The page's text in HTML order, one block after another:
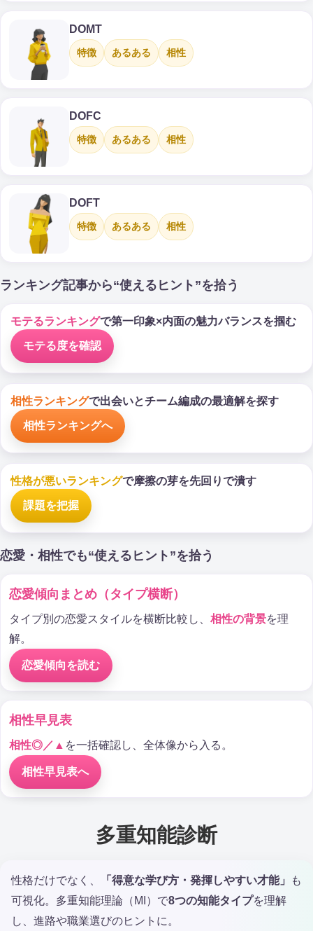
DOMT
特徴 あるある 相性
DOFC
特徴 あるある 相性
DOFT
特徴 あるある 相性
ランキング記事から“使えるヒント”を拾う
モテるランキングで第一印象×内面の魅力バランスを掴む
モテる度を確認
相性ランキングで出会いとチーム編成の最適解を探す
相性ランキングへ
性格が悪いランキングで摩擦の芽を先回りで潰す
課題を把握
恋愛・相性でも“使えるヒント”を拾う
恋愛傾向まとめ（タイプ横断）
タイプ別の恋愛スタイルを横断比較し、 相性の背景を理
解。
恋愛傾向を読む
相性早見表
相性◎／▲ を一括確認し、全体像から入る。
相性早見表へ
多重知能診断
性格だけでなく、 「得意な学び方・発揮しやすい才能」
も
可視化。多重知能理論（MI）で8つの知能タイプを理解
し、進路や職業選びのヒントに。